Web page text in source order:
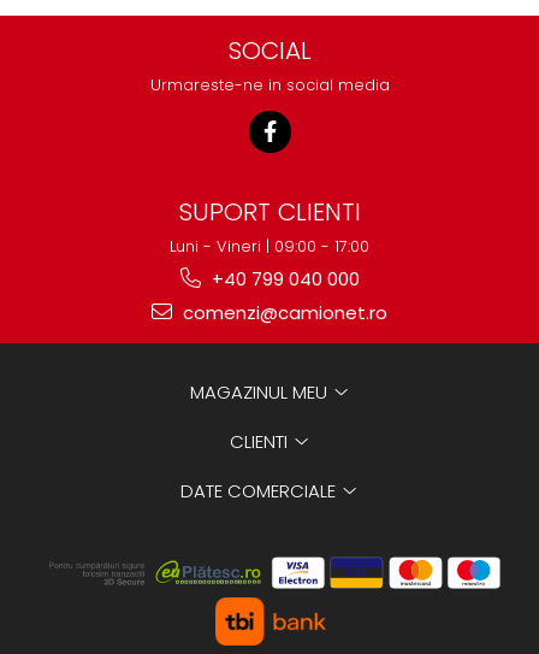
Burdufuri si cilindri hidraulici
Role, bucsi si bolturi
Bolturi - role - bucse
Burdufe si cilindri
Electrice
Cilindri hidraulici si burdufe
SOCIAL
Urmareste-ne in social media
SUPORT CLIENTI
Luni - Vineri | 09:00 - 17:00
+40 799 040 000
comenzi@camionet.ro
MAGAZINUL MEU
CLIENTI
DATE COMERCIALE